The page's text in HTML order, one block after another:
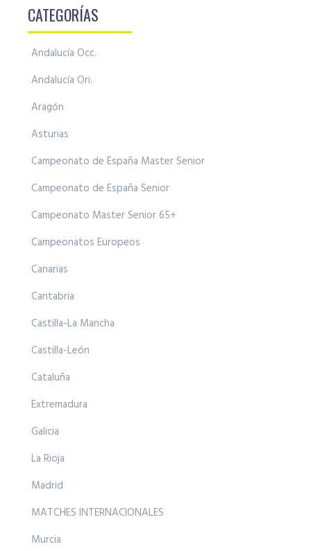
CATEGORÍAS
Andalucía Occ.
Andalucía Ori.
Aragón
Asturias
Campeonato de España Master Senior
Campeonato de España Senior
Campeonato Master Senior 65+
Campeonatos Europeos
Canarias
Cantabria
Castilla-La Mancha
Castilla-León
Cataluña
Extremadura
Galicia
La Rioja
Madrid
MATCHES INTERNACIONALES
Murcia